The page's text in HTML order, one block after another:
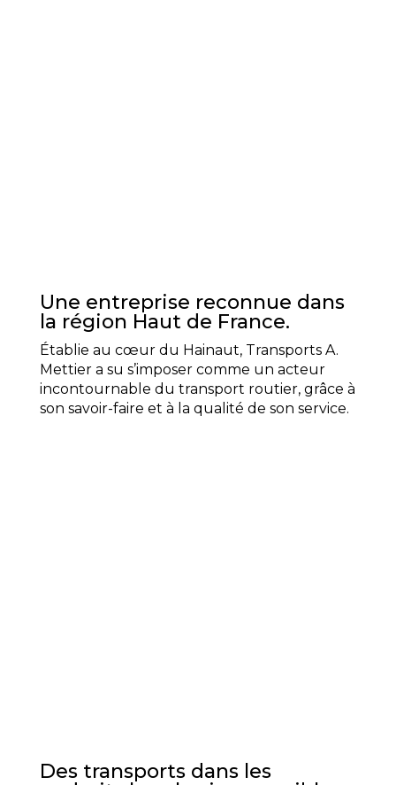
Une entreprise reconnue dans
la région Haut de France.
Établie au cœur du Hainaut, Transports A.
Mettier a su s’imposer comme un acteur
incontournable du transport routier, grâce à
son savoir-faire et à la qualité de son service.
Des transports dans les